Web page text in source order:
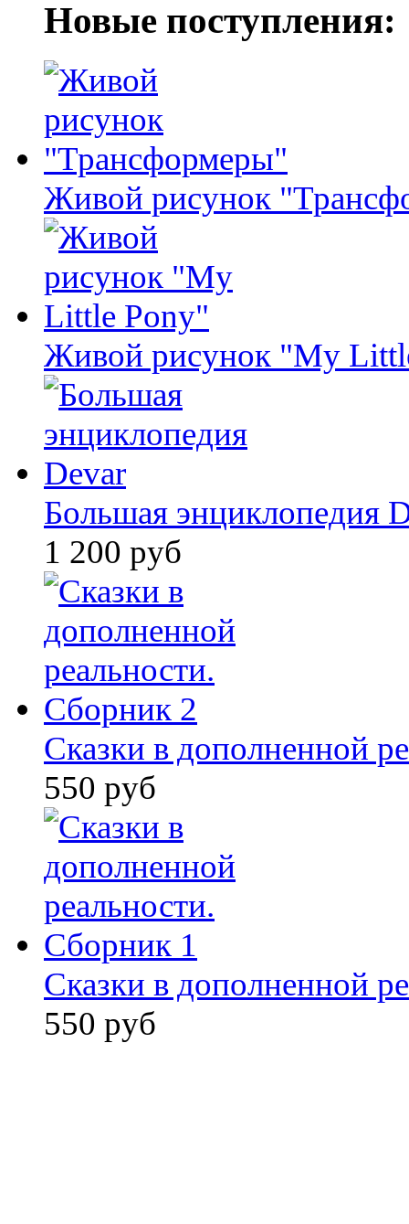
Новые поступления:
Живой рисунок
Живой рисунок "My
Большая энциклопедия
1 200 руб
Сказки в дополненной
550 руб
Сказки в дополненной
550 руб